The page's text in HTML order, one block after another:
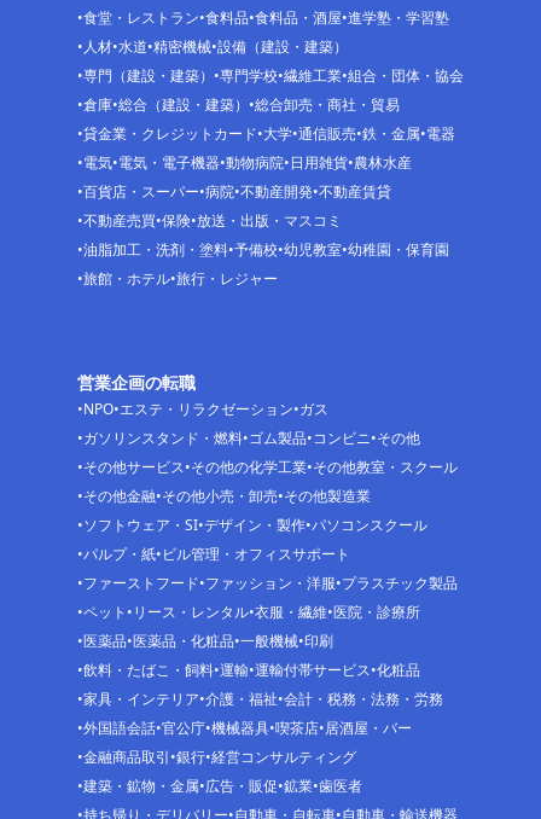
食堂・レストラン 食料品 食料品・酒屋 進学塾・学習塾
人材 水道 精密機械 設備（建設・建築）
専門（建設・建築）
専門学校 繊維工業 組合・団体・協会
倉庫 総合（建設・建築）
総合卸売・商社・貿易
貸金業・クレジットカード 大学 通信販売 鉄・金属 電器
電気 電気・電子機器 動物病院 日用雑貨 農林水産
百貨店・スーパー 病院 不動産開発 不動産賃貸
不動産売買 保険 放送・出版・マスコミ
油脂加工・洗剤・塗料 予備校 幼児教室 幼稚園・保育園
旅館・ホテル 旅行・レジャー
営業企画の転職
NPO エステ・リラクゼーション ガス
ガソリンスタンド・燃料 ゴム製品 コンビニ その他
その他サービス その他の化学工業 その他教室・スクール
その他金融 その他小売・卸売 その他製造業
ソフトウェア・SI デザイン・製作 パソコンスクール
パルプ・紙 ビル管理・オフィスサポート
ファーストフード ファッション・洋服 プラスチック製品
ペット リース・レンタル 衣服・繊維 医院・診療所
医薬品 医薬品・化粧品 一般機械 印刷
飲料・たばこ・飼料 運輸 運輸付帯サービス 化粧品
家具・インテリア 介護・福祉 会計・税務・法務・労務
外国語会話 官公庁 機械器具 喫茶店 居酒屋・バー
金融商品取引 銀行 経営コンサルティング
建築・鉱物・金属 広告・販促 鉱業 歯医者
持ち帰り・デリバリー 自動車・自転車 自動車・輸送機器